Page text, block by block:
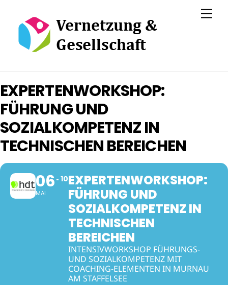
content
EXPERTENWORKSHOP:
FÜHRUNG UND
SOZIALKOMPETENZ IN
TECHNISCHEN BEREICHEN
06
MAI
10EXPERTENWORKSHOP:
FÜHRUNG UND
SOZIALKOMPETENZ IN
TECHNISCHEN
BEREICHEN
INTENSIVWORKSHOP FÜHRUNGS-
UND SOZIALKOMPETENZ MIT
COACHING-ELEMENTEN IN MURNAU
AM STAFFELSEE